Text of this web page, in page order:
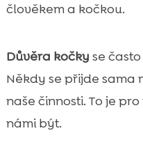
člověkem a kočkou.
Důvěra kočky se
Někdy se přijde sama
naše činnosti. To je
námi být.